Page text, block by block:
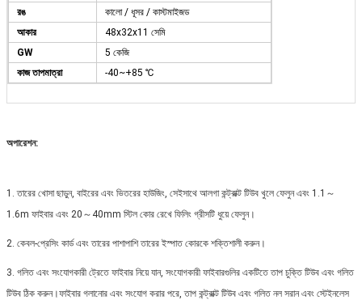
রঙ
কালো / ধূসর / কাস্টমাইজড
আকার
48x32x11 সেমি
GW
5 কেজি
কাজ তাপমাত্রা
-40~+85 ℃
অপারেশন:
1. তারের খোসা ছাড়ুন, বাইরের এবং ভিতরের হাউজিং, সেইসাথে আলগা কন্ট্রাক্ট টিউব খুলে ফেলুন এবং 1.1～
1.6m ফাইবার এবং 20～40mm স্টিল কোর রেখে ফিলিং গ্রীসটি ধুয়ে ফেলুন।
2. কেবল-প্রেসিং কার্ড এবং তারের পাশাপাশি তারের ইস্পাত কোরকে শক্তিশালী করুন।
3. গলিত এবং সংযোগকারী ট্রেতে ফাইবার নিয়ে যান, সংযোগকারী ফাইবারগুলির একটিতে তাপ চুক্তি টিউব এবং গলিত
টিউব ঠিক করুন।ফাইবার গলানোর এবং সংযোগ করার পরে, তাপ কন্ট্রাক্ট টিউব এবং গলিত নল সরান এবং স্টেইনলেস